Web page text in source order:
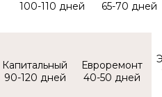
100-110 65-70
90-120 40-50